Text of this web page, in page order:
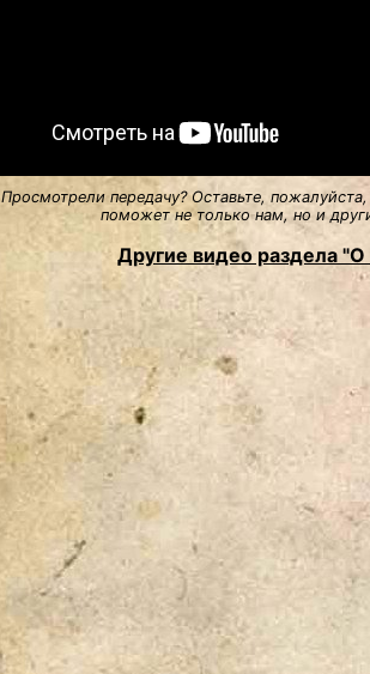
Просмотрели передачу? Оставьте,
поможет не только нам, но и
Другие видео раздела